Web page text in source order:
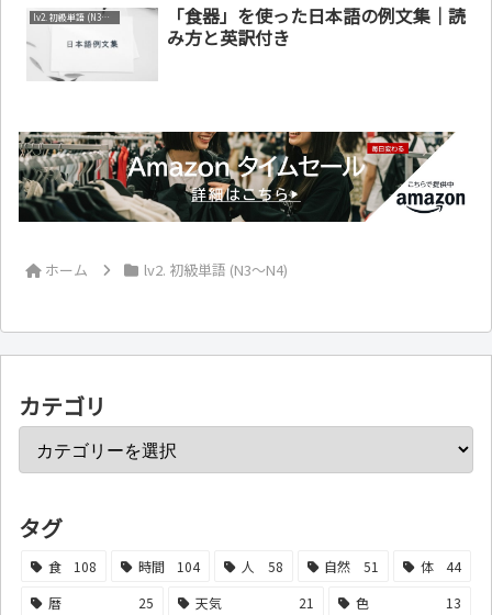
lv2. 初級単語 (N3～N4)
「食器」を使った日本語の例文集｜読
み方と英訳付き
ホーム lv2. 初級単語 (N3～N4)
カテゴリ
タグ
食 108 時間 104 人 58 自然 51 体
44
暦
25 天気 21 色 13